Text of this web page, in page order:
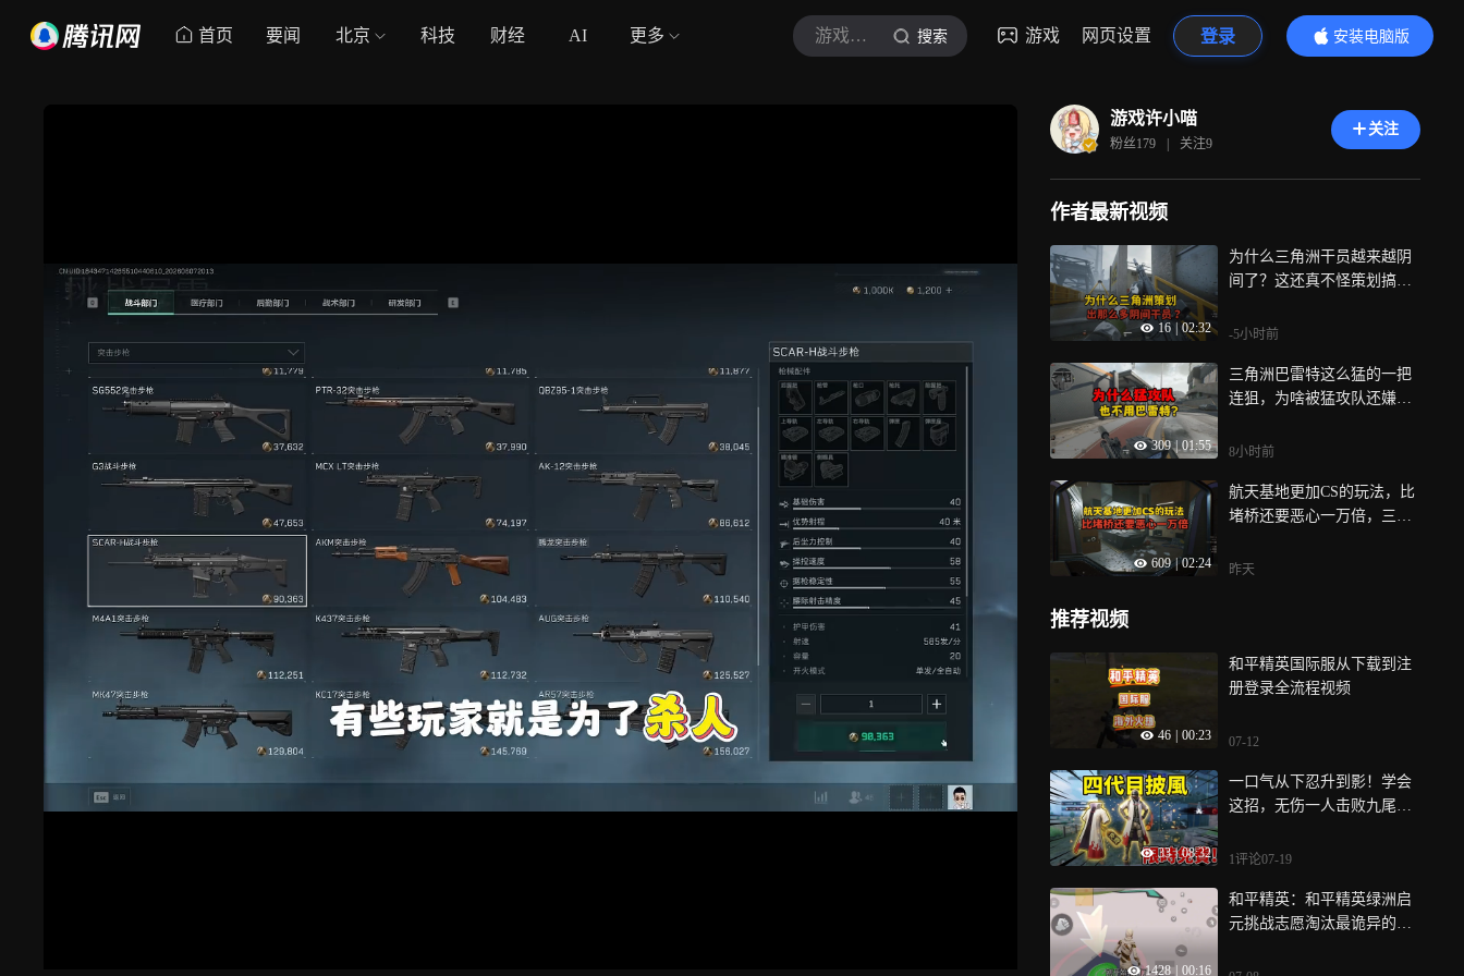
首页 要闻 北京 科技 财经 AI 更多 游戏许小喵 搜索 游戏 网页设置 登录
安装电脑版
内容更精彩
游戏许小喵
粉丝179 | 关注9
关注
作者最新视频
16 02:32
为什么三角洲干员越来越阴
间了？这还真不怪策划搞那
-5小时前
309 | 01:55
三角洲巴雷特这么猛的一把
连狙，为啥被猛攻队还嫌弃
8小时前
609 | 02:24
航天基地更加CS的玩法，比
堵桥还要恶心一万倍，三角
昨天
推荐视频
46 00:23
和平精英国际服从下载到注
册登录全流程视频
07-12
33 | 08:32
一口气从下忍升到影！学会
这招，无伤一人击败九尾吃
1评论07-19
1428 00:16
和平精英：和平精英绿洲启
元挑战志愿淘汰最诡异的地